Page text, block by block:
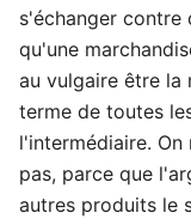
s'échanger contre
qu'une
au vulgaire être la
terme de toutes
l'intermédiaire.
pas, parce que
autres produits le